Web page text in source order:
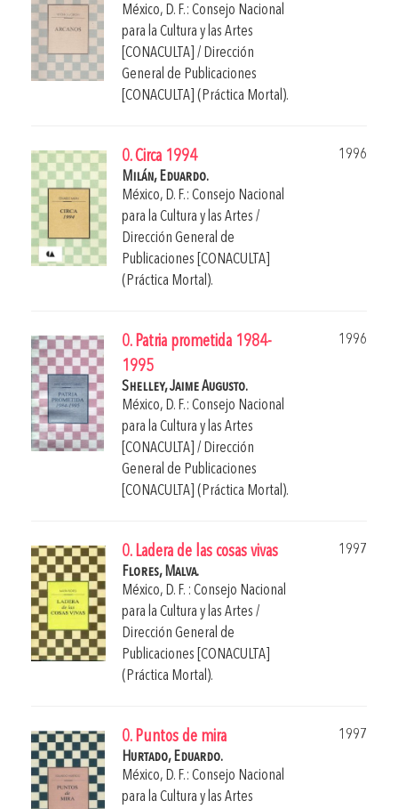
México, D. F.: Consejo Nacional
para la Cultura y las Artes
[CONACULTA] / Dirección
General de Publicaciones
[CONACULTA] (Práctica Mortal).
0. Circa 1994
1996
Milán, Eduardo.
México, D. F.: Consejo Nacional
para la Cultura y las Artes /
Dirección General de
Publicaciones [CONACULTA]
(Práctica Mortal).
0. Patria prometida 1984-
1995
1996
Shelley, Jaime Augusto.
México, D. F.: Consejo Nacional
para la Cultura y las Artes
[CONACULTA] / Dirección
General de Publicaciones
[CONACULTA] (Práctica Mortal).
0. Ladera de las cosas vivas
1997
Flores, Malva.
México, D. F. : Consejo Nacional
para la Cultura y las Artes /
Dirección General de
Publicaciones [CONACULTA]
(Práctica Mortal).
0. Puntos de mira
1997
Hurtado, Eduardo.
México, D. F.: Consejo Nacional
para la Cultura y las Artes